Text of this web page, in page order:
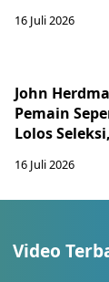
16 Juli 2026
John
Pemain
Lolos
16 Juli 2026
Video